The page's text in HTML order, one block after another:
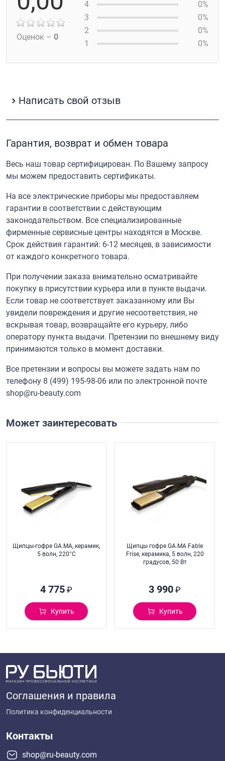
Оценок – 0
4
0%
3
0%
2
0%
1
0%
Написать свой отзыв
Гарантия, возврат и обмен товара
Весь наш товар сертифицирован. По Вашему запросу
мы можем предоставить сертификаты.
На все электрические приборы мы предоставляем
гарантии в соответствии с действующим
законодательством. Все специализированные
фирменные сервисные центры находятся в Москве.
Срок действия гарантий: 6-12 месяцев, в зависимости
от каждого конкретного товара.
При получении заказа внимательно осматривайте
покупку в присутствии курьера или в пункте выдачи.
Если товар не соответствует заказанному или Вы
увидели повреждения и другие несоответствия, не
вскрывая товар, возвращайте его курьеру, либо
оператору пункта выдачи. Претензии по внешнему виду
принимаются только в момент доставки.
Все претензии и вопросы вы можете задать нам по
телефону 8 (499) 195-98-06 или по электронной почте
shop@ru-beauty.com
Может заинтересовать
Щипцы-гофре GA.MA, керамик,
5 волн, 220°C
4 775 ₽
Купить
Щипцы гофре GA.MA Fable
Frise, керамика, 5 волн, 220
градусов, 50 Вт
3 990 ₽
Купить
Соглашения и правила
Политика конфиденциальности
Контакты
shop@ru-beauty.com